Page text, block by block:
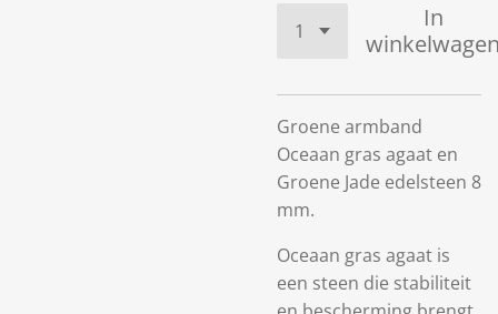
In
Groene armband
Oceaan gras agaat en
Groene Jade edelsteen 8
mm.
Oceaan gras agaat is
een steen die stabiliteit